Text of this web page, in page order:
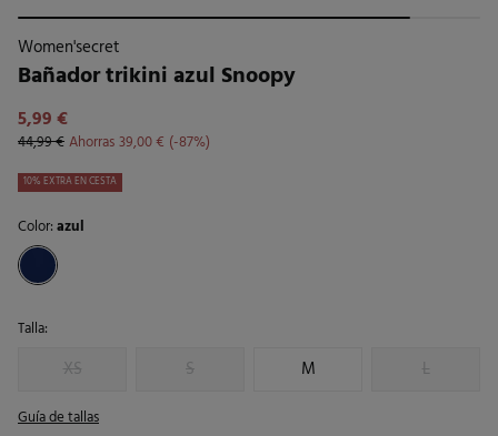
Women'secret
Bañador trikini azul Snoopy
5,99 €
44,99 €Ahorras39,00 € 87
10% EXTRA EN CESTA
Color:azul
Talla:
XS S M L
Guía de tallas